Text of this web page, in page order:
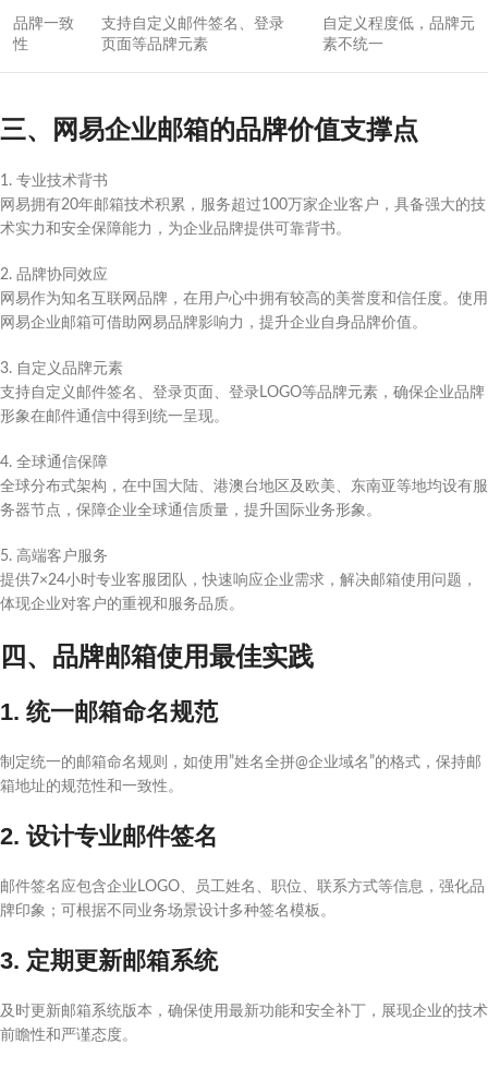
品牌一致
性
支持自定义邮件签名、登录
页面等品牌元素
自定义程度低，品牌元
素不统一
三、网易企业邮箱的品牌价值支撑点
1. 专业技术背书
网易拥有20年邮箱技术积累，服务超过100万家企业客户，具备强大的技
术实力和安全保障能力，为企业品牌提供可靠背书。
2. 品牌协同效应
网易作为知名互联网品牌，在用户心中拥有较高的美誉度和信任度。使用
网易企业邮箱可借助网易品牌影响力，提升企业自身品牌价值。
3. 自定义品牌元素
支持自定义邮件签名、登录页面、登录LOGO等品牌元素，确保企业品牌
形象在邮件通信中得到统一呈现。
4. 全球通信保障
全球分布式架构，在中国大陆、港澳台地区及欧美、东南亚等地均设有服
务器节点，保障企业全球通信质量，提升国际业务形象。
5. 高端客户服务
提供7×24小时专业客服团队，快速响应企业需求，解决邮箱使用问题，
体现企业对客户的重视和服务品质。
四、品牌邮箱使用最佳实践
1. 统一邮箱命名规范
制定统一的邮箱命名规则，如使用”姓名全拼@企业域名”的格式，保持邮
箱地址的规范性和一致性。
2. 设计专业邮件签名
邮件签名应包含企业LOGO、员工姓名、职位、联系方式等信息，强化品
牌印象；可根据不同业务场景设计多种签名模板。
3. 定期更新邮箱系统
及时更新邮箱系统版本，确保使用最新功能和安全补丁，展现企业的技术
前瞻性和严谨态度。